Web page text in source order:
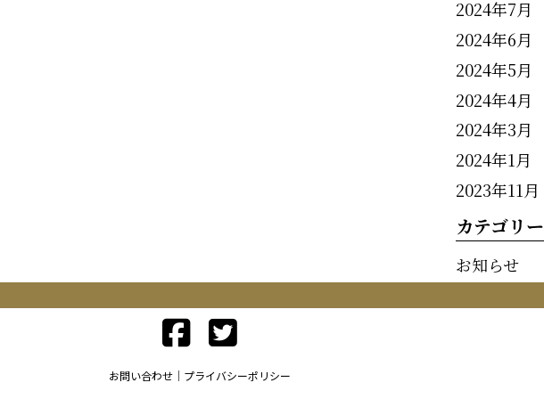
2024年7月
2024年6月
2024年5月
2024年4月
2024年3月
2024年1月
2023年11月
カテゴリー
お知らせ
お問い合わせ プライバシーポリシー